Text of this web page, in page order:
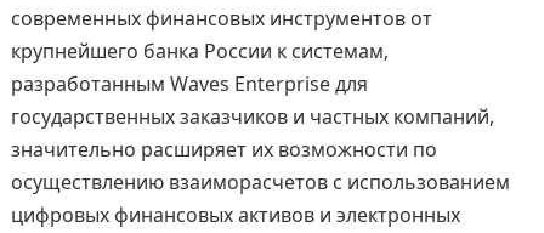
современных финансовых инструментов от
крупнейшего банка России к системам,
разработанным Waves Enterprise для
государственных заказчиков и частных компаний,
значительно расширяет их возможности по
осуществлению взаиморасчетов с использованием
цифровых финансовых активов и электронных